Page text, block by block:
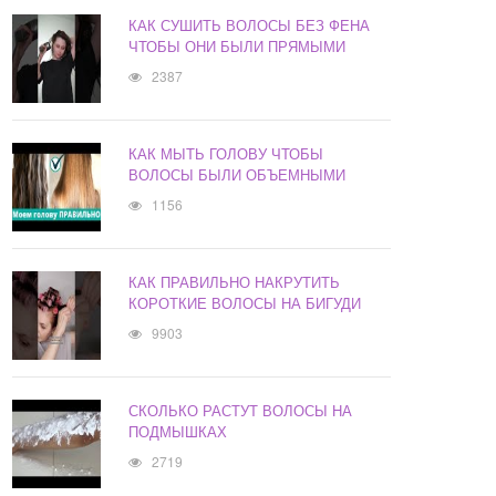
КАК СУШИТЬ ВОЛОСЫ БЕЗ ФЕНА
ЧТОБЫ ОНИ БЫЛИ ПРЯМЫМИ
2387
КАК МЫТЬ ГОЛОВУ ЧТОБЫ
ВОЛОСЫ БЫЛИ ОБЪЕМНЫМИ
1156
КАК ПРАВИЛЬНО НАКРУТИТЬ
КОРОТКИЕ ВОЛОСЫ НА БИГУДИ
9903
СКОЛЬКО РАСТУТ ВОЛОСЫ НА
ПОДМЫШКАХ
2719